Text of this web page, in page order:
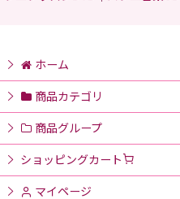
ホーム
商品カテゴリ
商品グループ
ショッピングカート
マイページ